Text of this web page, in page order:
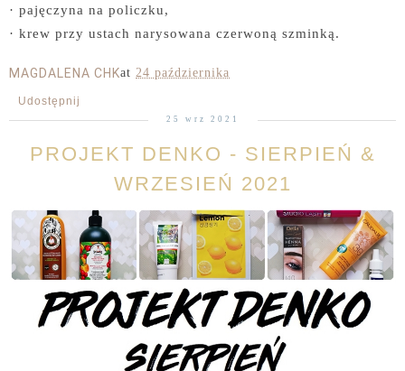
· pajęczyna na policzku,
· krew przy ustach narysowana czerwoną szminką.
MAGDALENA CHKat 24 października
Udostępnij
25 wrz 2021
PROJEKT DENKO - SIERPIEŃ &
WRZESIEŃ 2021